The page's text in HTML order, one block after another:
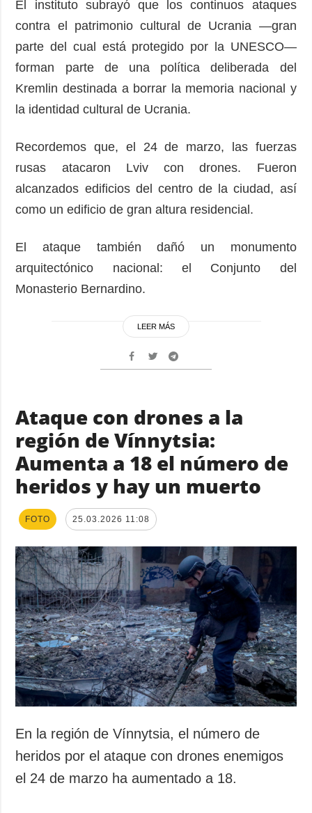
El instituto subrayó que los continuos ataques
contra el patrimonio cultural de Ucrania —gran
parte del cual está protegido por la UNESCO—
forman parte de una política deliberada del
Kremlin destinada a borrar la memoria nacional y
la identidad cultural de Ucrania.
Recordemos que, el 24 de marzo, las fuerzas
rusas atacaron Lviv con drones. Fueron
alcanzados edificios del centro de la ciudad, así
como un edificio de gran altura residencial.
El ataque también dañó un monumento
arquitectónico nacional: el Conjunto del
Monasterio Bernardino.
LEER MÁS
Ataque con drones a la
región de Vínnytsia:
Aumenta a 18 el número de
heridos y hay un muerto
FOTO 25.03.2026 11:08
En la región de Vínnytsia, el número de
heridos por el ataque con drones enemigos
el 24 de marzo ha aumentado a 18.